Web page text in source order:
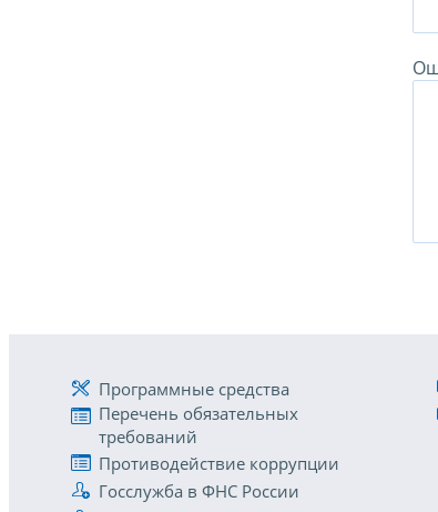
Программные средства
Перечень обязательных
требований
Противодействие коррупции
Госслужба в ФНС России